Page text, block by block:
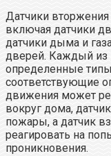
Датчики
включая датчики
датчики дыма и
дверей. Каждый из
определенные типы
соответствующие
движения может
вокруг дома,
пожары, а датчик
реагировать на
проникновения.